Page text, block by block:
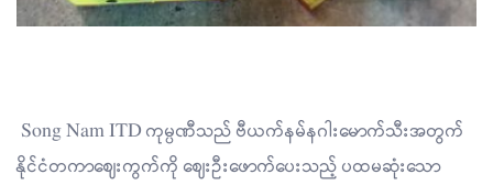
Song Nam ITD ကုမ္ပဏီသည် ဗီယက်နမ်နဂါးမောက်သီးအတွက်
နိုင်ငံတကာဈေးကွက်ကို ဈေးဦးဖောက်ပေးသည့် ပထမဆုံးသော